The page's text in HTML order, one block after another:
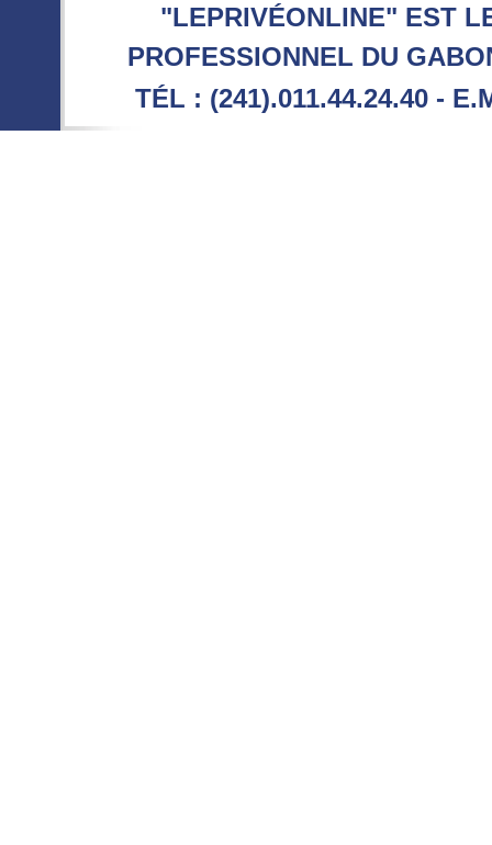
"LEPRIVÉONLINE" EST
PROFESSIONNEL DU
TÉL : (241).011.44.24.40 -